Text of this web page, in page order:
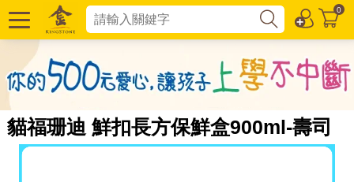
0
貓福珊迪 鮮扣長方保鮮盒900ml-壽司